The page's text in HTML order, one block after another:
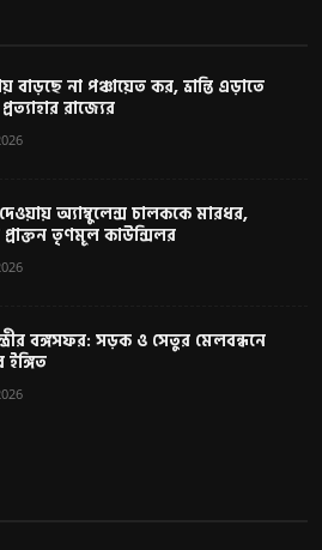
বাড়ছে না পঞ্চায়েত কর, ভ্রান্তি এড়াতে
রাজ্যের
অ্যাম্বুলেন্স চালককে মারধর,
তৃণমূল কাউন্সিলর
বঙ্গসফর: সড়ক ও সেতুর মেলবন্ধনে
ইঙ্গিত